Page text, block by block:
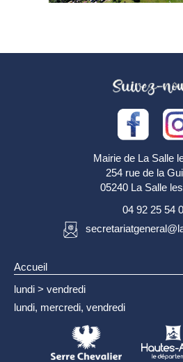
Mairie de La Salle
254 rue de la
05240 La Salle
04 92 25 54
Accueil
lundi > vendredi
lundi, mercredi, vendredi